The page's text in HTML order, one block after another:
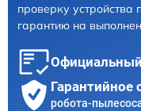
проверку устройства
гарантию на
Гарантийное
робота-